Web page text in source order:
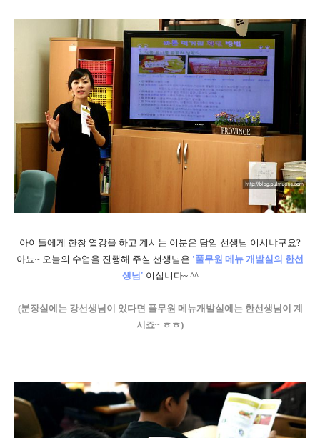
아이들에게 한창 열강을 하고 계시는 이분은 담임 선생님 이시냐구요?
아뇨~ 오늘의 수업을 진행해 주실 선생님은 '풀무원 메뉴 개발실의 한선
생님' 이십니다~ ^^
(분장실에는 강선생님이 있다면 풀무원 메뉴개발실에는 한선생님이 계
시죠~ ㅎㅎ)